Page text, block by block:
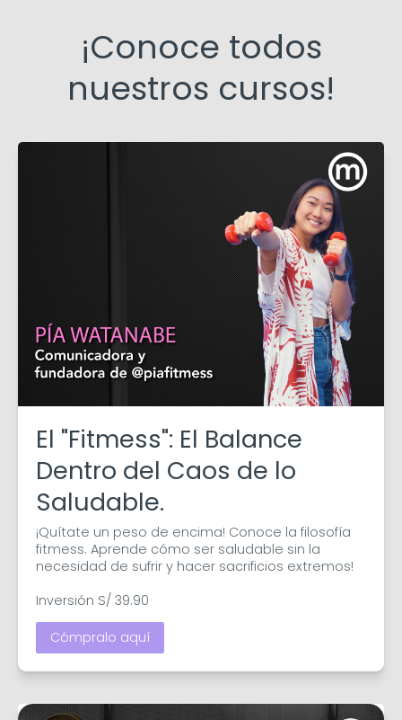
¡Conoce todos
nuestros cursos!
El "Fitmess": El Balance
Dentro del Caos de lo
Saludable.
¡Quítate un peso de encima! Conoce la filosofía
fitmess. Aprende cómo ser saludable sin la
necesidad de sufrir y hacer sacrificios extremos!
Inversión S/ 39.90
Cómpralo aquí